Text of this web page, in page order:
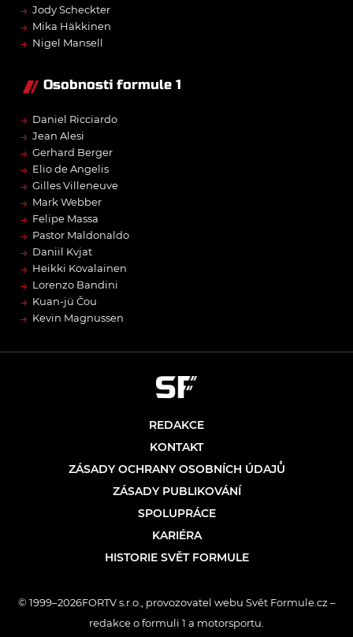
→ Jody Scheckter
→ Mika Häkkinen
→ Nigel Mansell
Osobnosti formule 1
→ Daniel Ricciardo
→ Jean Alesi
→ Gerhard Berger
→ Elio de Angelis
→ Gilles Villeneuve
→ Mark Webber
→ Felipe Massa
→ Pastor Maldonaldo
→ Daniil Kvjat
→ Heikki Kovalainen
→ Lorenzo Bandini
→ Kuan-jü Čou
→ Kevin Magnussen
REDAKCE
KONTAKT
ZÁSADY OCHRANY OSOBNÍCH ÚDAJŮ
ZÁSADY PUBLIKOVÁNÍ
SPOLUPRÁCE
KARIÉRA
HISTORIE SVĚT FORMULE
© 1999–2026FORTV s.r.o., provozovatel webu Svět Formule.cz –
redakce o formuli 1 a motorsportu.